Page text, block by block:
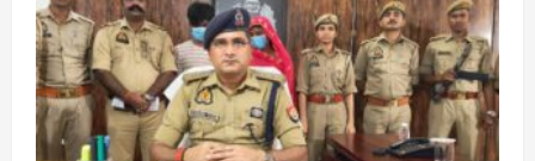
किया
प्रधान
का
इस्तीफा,
प्रह्लाद
जोशी
को
मिला
शिक्षा